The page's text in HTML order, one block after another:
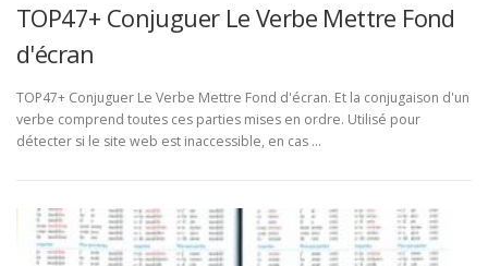
TOP47+ Conjuguer Le Verbe Mettre Fond
d'écran
TOP47+ Conjuguer Le Verbe Mettre Fond d'écran. Et la conjugaison d'un
verbe comprend toutes ces parties mises en ordre. Utilisé pour
détecter si le site web est inaccessible, en cas …